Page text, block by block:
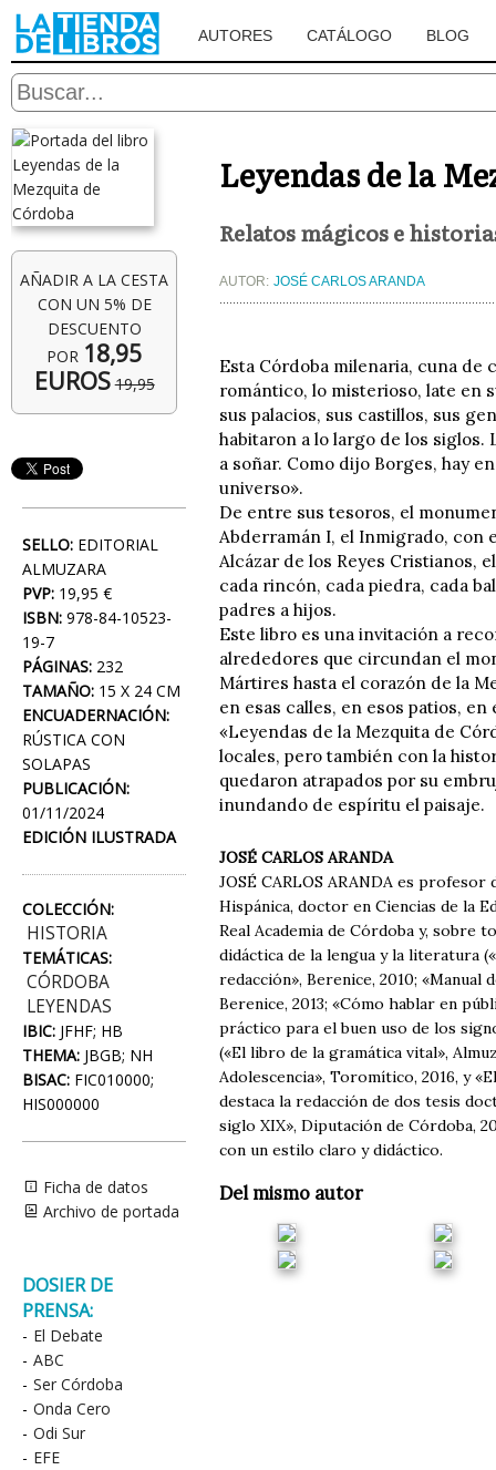
AUTORES CATÁLOGO BLOG
AÑADIR A LA CESTA
CON UN 5% DE
DESCUENTO
POR 18,95
EUROS 19,95
SELLO: EDITORIAL
ALMUZARA
PVP: 19,95 €
ISBN: 978-84-10523-
19-7
PÁGINAS: 232
TAMAÑO: 15 X 24 CM
ENCUADERNACIÓN:
RÚSTICA CON
SOLAPAS
PUBLICACIÓN:
01/11/2024
EDICIÓN ILUSTRADA
COLECCIÓN:
HISTORIA
TEMÁTICAS:
CÓRDOBA
LEYENDAS
IBIC: JFHF; HB
THEMA: JBGB; NH
BISAC: FIC010000;
HIS000000
Ficha de datos
Archivo de portada
DOSIER DE
PRENSA:
- El Debate
- ABC
- Ser Córdoba
- Onda Cero
- Odi Sur
- EFE
Leyendas de la
Relatos mágicos e
AUTOR: JOSÉ CARLOS ARANDA
Esta Córdoba milenaria, cuna de
romántico, lo misterioso, late en
sus palacios, sus castillos, sus
habitaron a lo largo de los siglos.
a soñar. Como dijo Borges, hay
universo».
De entre sus tesoros, el
Abderramán I, el Inmigrado, con
Alcázar de los Reyes Cristianos,
cada rincón, cada piedra, cada
padres a hijos.
Este libro es una invitación a
alrededores que circundan el
Mártires hasta el corazón de la
en esas calles, en esos patios, en
«Leyendas de la Mezquita de
locales, pero también con la
quedaron atrapados por su
inundando de espíritu el paisaje.
JOSÉ CARLOS ARANDA
JOSÉ CARLOS ARANDA es
Hispánica, doctor en Ciencias de la
Real Academia de Córdoba y, sobre
didáctica de la lengua y la literatura
redacción», Berenice, 2010;
Berenice, 2013; «Cómo hablar en
práctico para el buen uso de los
(«El libro de la gramática vital»,
Adolescencia», Toromítico, 2016, y
destaca la redacción de dos tesis
siglo XIX», Diputación de Córdoba,
con un estilo claro y didáctico.
Del mismo autor